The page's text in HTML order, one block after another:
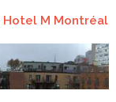
Hotel M Montréal